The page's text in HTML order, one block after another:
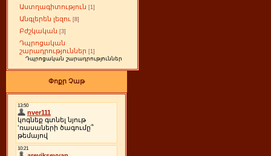
Աստղագիտություն [1]
Անգլերեն լեզու [8]
Բժշկական [3]
Դպրոցական
շարադրություններ [1]
Դպրոցական շարադրություններ
Փոքր Չաթ